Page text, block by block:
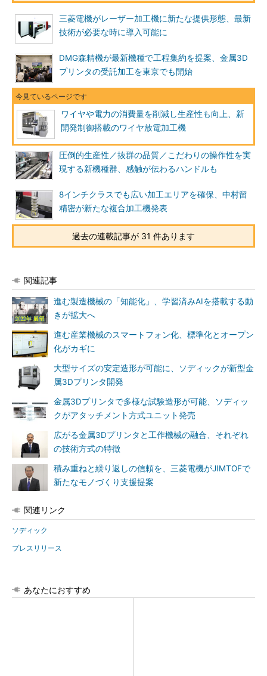
三菱電機がレーザー加工機に新たな提供形態、最新
技術が必要な時に導入可能に
DMG森精機が最新機種で工程集約を提案、金属3D
プリンタの受託加工を東京でも開始
ワイヤや電力の消費量を削減し生産性も向上、新
開発制御搭載のワイヤ放電加工機
圧倒的生産性／抜群の品質／こだわりの操作性を実
現する新機種群、感触が伝わるハンドルも
8インチクラスでも広い加工エリアを確保、中村留
精密が新たな複合加工機発表
過去の連載記事が 31 件あります
関連記事
進む製造機械の「知能化」、学習済みAIを搭載する動
きが拡大へ
進む産業機械のスマートフォン化、標準化とオープン
化がカギに
大型サイズの安定造形が可能に、ソディックが新型金
属3Dプリンタ開発
金属3Dプリンタで多様な試験造形が可能、ソディッ
クがアタッチメント方式ユニット発売
広がる金属3Dプリンタと工作機械の融合、それぞれ
の技術方式の特徴
積み重ねと繰り返しの信頼を、三菱電機がJIMTOFで
新たなモノづくり支援提案
関連リンク
ソディック
プレスリリース
あなたにおすすめ